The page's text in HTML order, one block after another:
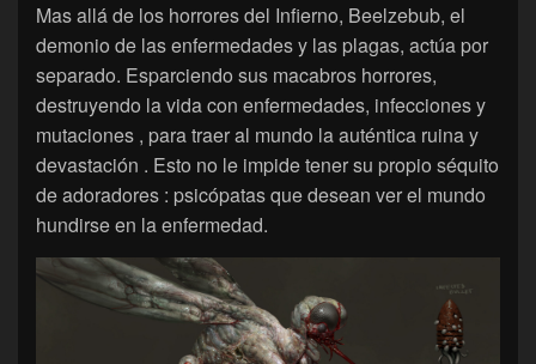
Mas allá de los horrores del Infierno, Beelzebub, el
demonio de las enfermedades y las plagas, actúa por
separado. Esparciendo sus macabros horrores,
destruyendo la vida con enfermedades, infecciones y
mutaciones , para traer al mundo la auténtica ruina y
devastación . Esto no le impide tener su propio séquito
de adoradores : psicópatas que desean ver el mundo
hundirse en la enfermedad.